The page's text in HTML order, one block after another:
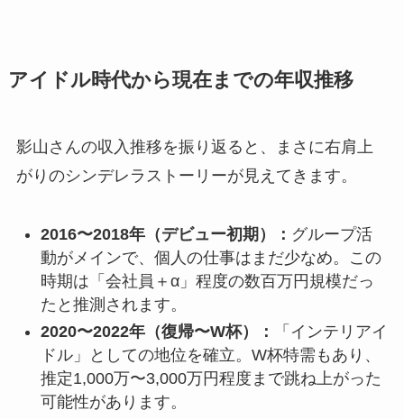
アイドル時代から現在までの年収推移
影山さんの収入推移を振り返ると、まさに右肩上
がりのシンデレラストーリーが見えてきます。
2016〜2018年（デビュー初期）： グループ活
動がメインで、個人の仕事はまだ少なめ。この
時期は「会社員＋α」程度の数百万円規模だっ
たと推測されます。
2020〜2022年（復帰〜W杯）：
「インテリアイ
ドル」としての地位を確立。W杯特需もあり、
推定1,000万〜3,000万円程度まで跳ね上がった
可能性があります。